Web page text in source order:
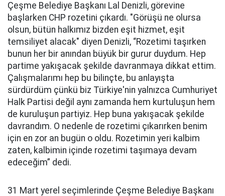
Çeşme Belediye Başkanı Lal Denizli, görevine
başlarken CHP rozetini çıkardı. "Görüşü ne olursa
olsun, bütün halkımız bizden eşit hizmet, eşit
temsiliyet alacak" diyen Denizli, “Rozetimi taşırken
bunun her bir anından büyük bir gurur duydum. Hep
partime yakışacak şekilde davranmaya dikkat ettim.
Çalışmalarımı hep bu bilinçte, bu anlayışta
sürdürdüm çünkü biz Türkiye'nin yalnızca Cumhuriyet
Halk Partisi değil aynı zamanda hem kurtuluşun hem
de kuruluşun partiyiz. Hep buna yakışacak şekilde
davrandım. O nedenle de rozetimi çıkarırken benim
için en zor an bugün o oldu. Rozetimin yeri kalbim
zaten, kalbimin içinde rozetimi taşımaya devam
edeceğim” dedi.
31 Mart yerel seçimlerinde Çeşme Belediye Başkanı